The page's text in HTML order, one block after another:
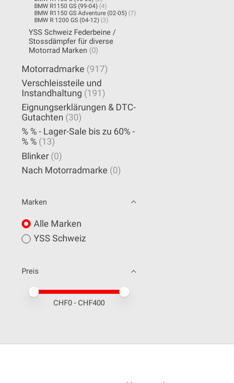
BMW R1150 GS (99-04) (4)
BMW R1150 GS Adventure (02-05) (7)
BMW R 1200 GS (04-12) (3)
YSS Schweiz Federbeine /
Stossdämpfer für diverse
Motorrad Marken (0)
Motorradmarke (917)
Verschleissteile und
Instandhaltung (191)
Eignungserklärungen & DTC-
Gutachten (30)
% % - Lager-Sale bis zu 60% -
% % (13)
Blinker (0)
Nach Motorradmarke (0)
Marken
Alle Marken
YSS Schweiz
Preis
Preis – Mindestwert
Price maximum value
CHF0 - CHF400